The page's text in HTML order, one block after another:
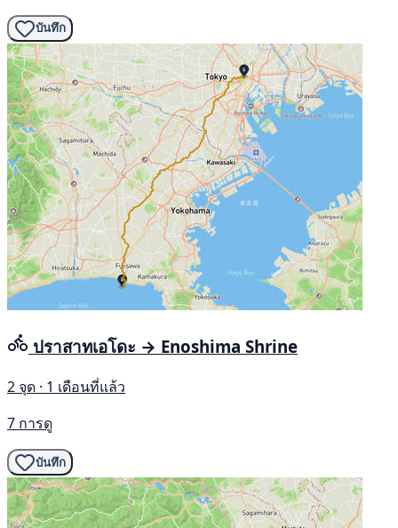
บันทึก
ปราสาทเอโดะ → Enoshima Shrine
2 จุด · 1 เดือนที่แล้ว
7 การดู
บันทึก